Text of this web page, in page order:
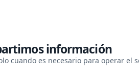
información
cuando es necesario para operar el